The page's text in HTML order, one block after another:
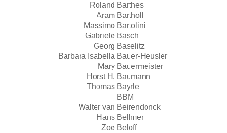
Roland Barthes
Aram Bartholl
Massimo Bartolini
Gabriele Basch
Georg Baselitz
Barbara Isabella Bauer-Heusler
Mary Bauermeister
Horst H. Baumann
Thomas Bayrle
BBM
Walter van Beirendonck
Hans Bellmer
Zoe Beloff